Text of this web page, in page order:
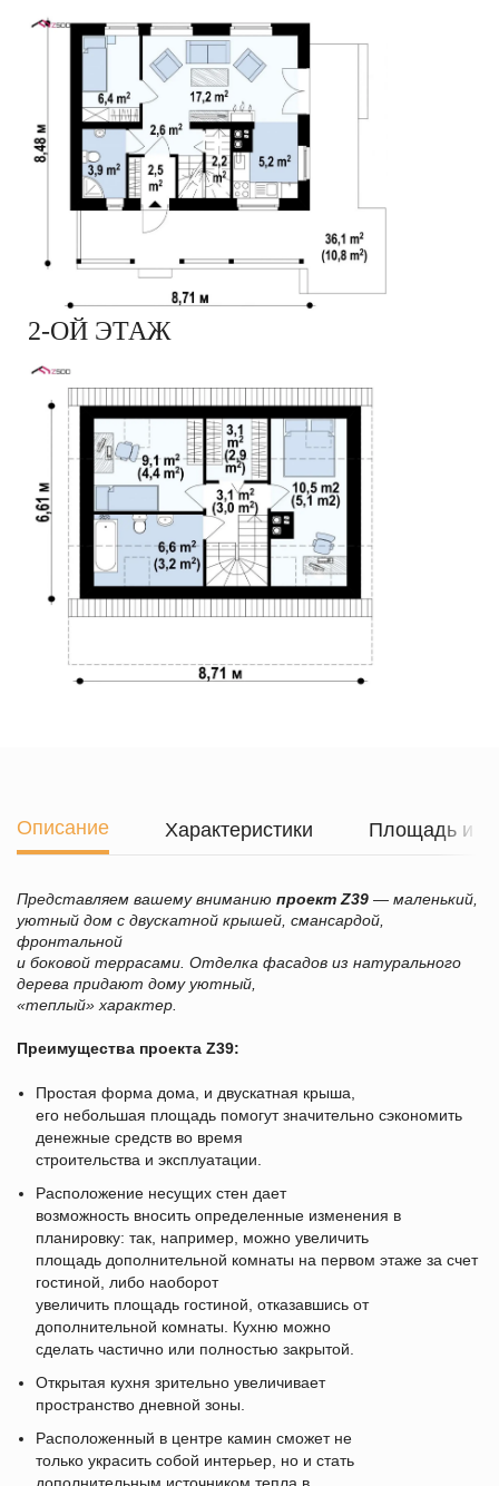
2-ОЙ ЭТАЖ
Описание Характеристики Площадь и
Представляем вашему вниманиюпроектZ39 —маленький,
уютный дом с двускатной крышей, смансардой,
фронтальной
и боковой террасами. Отделка фасадов из натурального
дерева придают дому уютный,
«теплый» характер.
Преимущества проекта Z39:
Простая форма дома, и двускатная крыша,
его небольшая площадь помогут значительно сэкономить
денежные средств во время
строительства и эксплуатации.
Расположение несущих стен дает
возможность вносить определенные изменения в
планировку: так, например, можно увеличить
площадь дополнительной комнаты на первом этаже за счет
гостиной, либо наоборот
увеличить площадь гостиной, отказавшись от
дополнительной комнаты. Кухню можно
сделать частично или полностью закрытой.
Открытая кухня зрительно увеличивает
пространство дневной зоны.
Расположенный в центре камин сможет не
только украсить собой интерьер, но и стать